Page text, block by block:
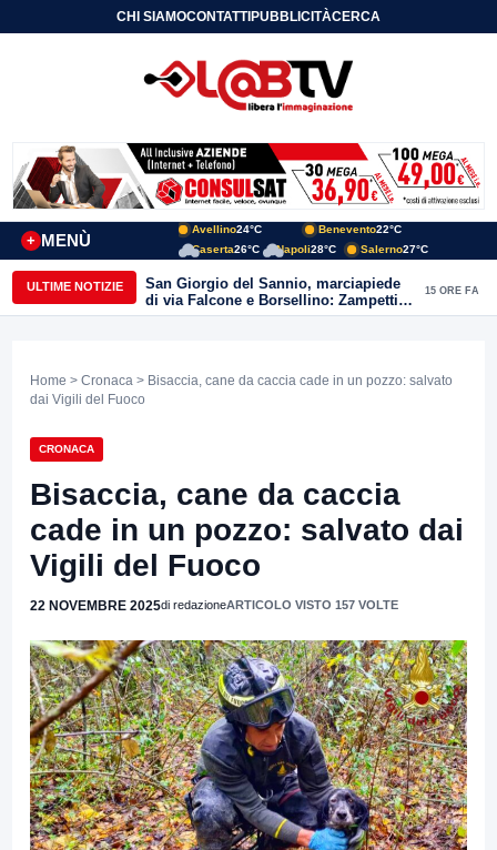
CHI SIAMOCONTATTIPUBBLICITÀCERCA
MENÙ
+
Avellino24°C Benevento22°C
Caserta26°C Napoli28°C Salerno27°C
ULTIME NOTIZIE
San Giorgio del Sannio, marciapiede
di via Falcone e Borsellino: Zampetti e
Lombardi replicano alle polemiche
15 ORE FA
Home > Cronaca > Bisaccia, cane da caccia cade in un pozzo: salvato
dai Vigili del Fuoco
CRONACA
Bisaccia, cane da caccia
cade in un pozzo: salvato dai
Vigili del Fuoco
22 NOVEMBRE 2025di redazioneARTICOLO VISTO 157 VOLTE